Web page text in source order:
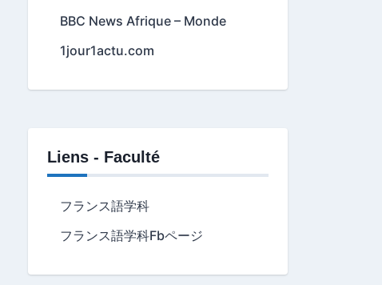
BBC News Afrique – Monde
1jour1actu.com
Liens - Faculté
フランス語学科
フランス語学科Fbページ